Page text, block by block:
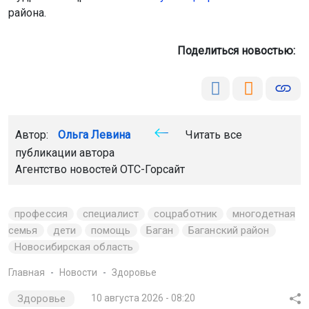
района.
Поделиться новостью:
Автор: Ольга Левина
Читать все
публикации автора
Агентство новостей ОТС-Горсайт
профессия специалист соцработник
многодетная
семья
дети помощь Баган
Баганский район
Новосибирская область
Главная Новости Здоровье
Здоровье 10 августа 2026 - 08:20